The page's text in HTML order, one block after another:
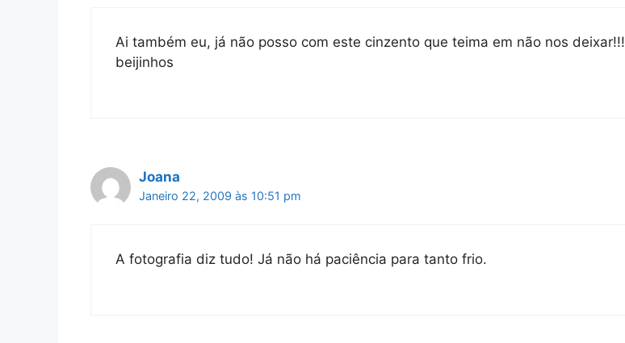
Ai também eu, já não posso com este cinzento que teima em não nos deixar!!!
beijinhos
Joana
Janeiro 22, 2009 às 10:51 pm
A fotografia diz tudo! Já não há paciência para tanto frio.